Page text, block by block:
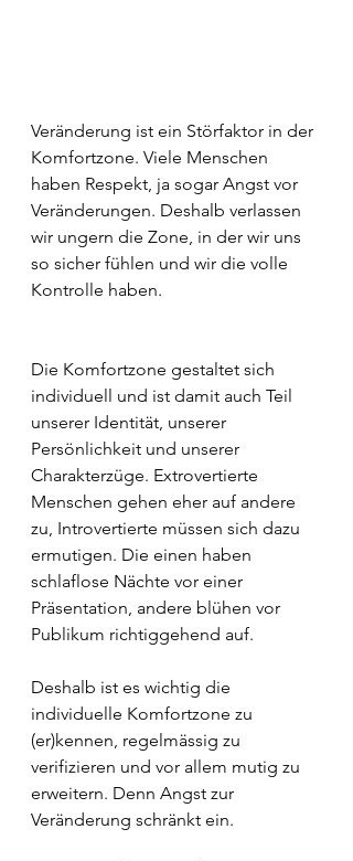
Veränderung ist ein Störfaktor in der
Komfortzone. Viele Menschen
haben Respekt, ja sogar Angst vor
Veränderungen. Deshalb verlassen
wir ungern die Zone, in der wir uns
so sicher fühlen und wir die volle
Kontrolle haben.
Die Komfortzone gestaltet sich
individuell und ist damit auch Teil
unserer Identität, unserer
Persönlichkeit und unserer
Charakterzüge. Extrovertierte
Menschen gehen eher auf andere
zu, Introvertierte müssen sich dazu
ermutigen. Die einen haben
schlaflose Nächte vor einer
Präsentation, andere blühen vor
Publikum richtiggehend auf.
Deshalb ist es wichtig die
individuelle Komfortzone zu
(er)kennen, regelmässig zu
verifizieren und vor allem mutig zu
erweitern. Denn Angst zur
Veränderung schränkt ein.